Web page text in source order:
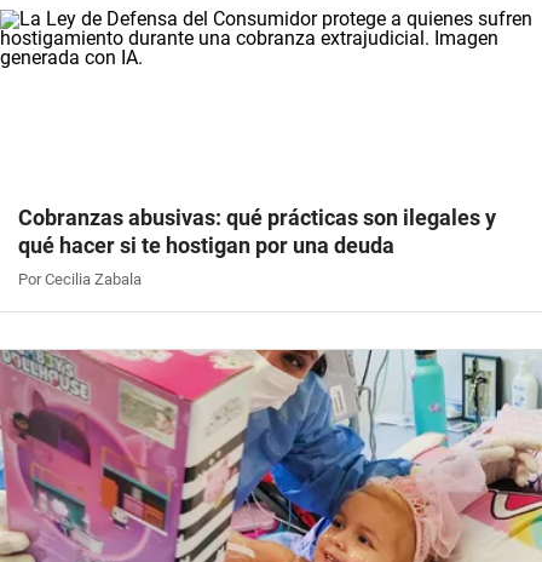
Cobranzas abusivas: qué prácticas son ilegales y
qué hacer si te hostigan por una deuda
Por Cecilia Zabala